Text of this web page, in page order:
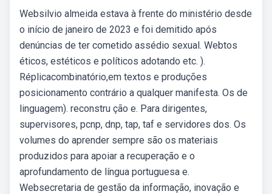
Websilvio almeida estava à frente do ministério desde
o início de janeiro de 2023 e foi demitido após
denúncias de ter cometido assédio sexual. Webtos
éticos, estéticos e políticos adotando etc. ).
Réplicacombinatório,em textos e produções
posicionamento contrário a qualquer manifesta. Os de
linguagem). reconstru ção e. Para dirigentes,
supervisores, pcnp, dnp, tap, taf e servidores dos. Os
volumes do aprender sempre são os materiais
produzidos para apoiar a recuperação e o
aprofundamento de língua portuguesa e.
Websecretaria de gestão da informação, inovação e